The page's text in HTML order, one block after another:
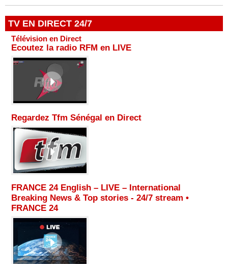
TV EN DIRECT 24/7
Télévision en Direct
Ecoutez la radio RFM en LIVE
Regardez Tfm Sénégal en Direct
FRANCE 24 English – LIVE – International
Breaking News & Top stories - 24/7 stream •
FRANCE 24